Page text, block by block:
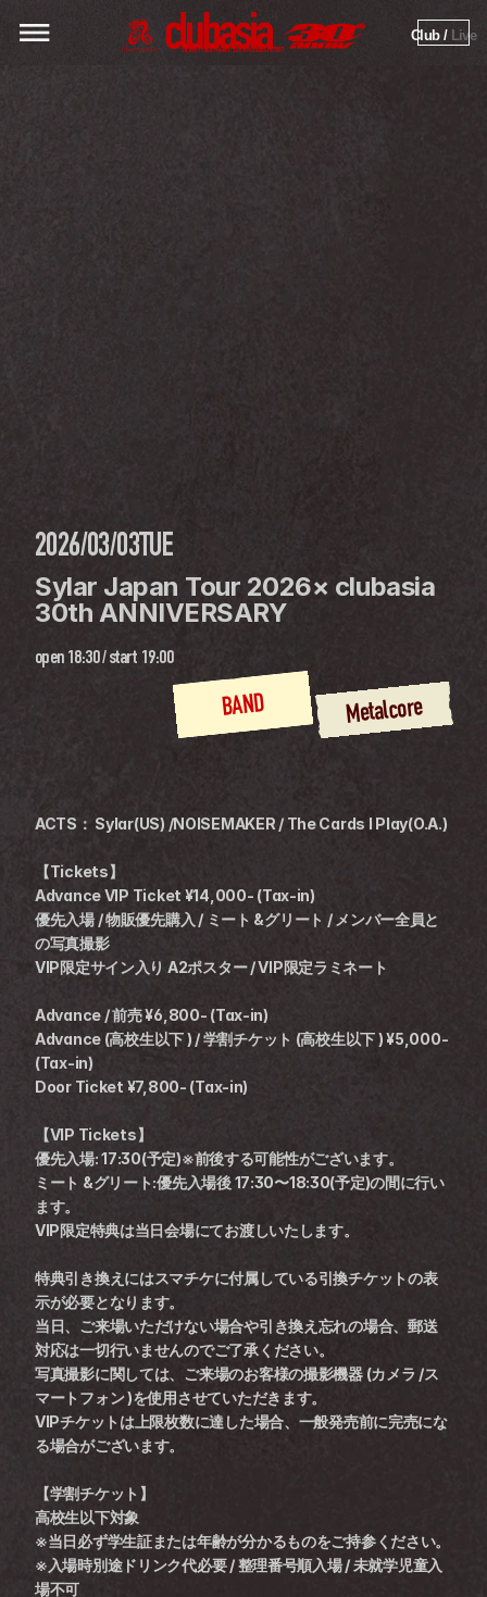
Club / Live
2026/03/03TUE
Sylar Japan Tour 2026× clubasia
30th ANNIVERSARY
open 18:30 / start 19:00
Metalcore
BAND
ACTS： Sylar(US) /NOISEMAKER / The Cards I Play(O.A.)
【Tickets】
Advance VIP Ticket ¥14,000- (Tax-in)
優先入場 / 物販優先購入 / ミート &グリート / メンバー全員と
の写真撮影
VIP限定サイン入り A2ポスター / VIP限定ラミネート
Advance / 前売 ¥6,800- (Tax-in)
Advance (高校生以下 ) / 学割チケット (高校生以下 ) ¥5,000-
(Tax-in)
Door Ticket ¥7,800- (Tax-in)
【VIP Tickets】
優先入場: 17:30(予定)※前後する可能性がございます。
ミート &グリート:優先入場後 17:30〜18:30(予定)の間に行い
ます。
VIP限定特典は当日会場にてお渡しいたします。
特典引き換えにはスマチケに付属している引換チケットの表
示が必要となります。
当日、ご来場いただけない場合や引き換え忘れの場合、郵送
対応は一切行いませんのでご了承ください。
写真撮影に関しては、ご来場のお客様の撮影機器 (カメラ /ス
マートフォン )を使用させていただきます。
VIPチケットは上限枚数に達した場合、一般発売前に完売にな
る場合がございます。
【学割チケット】
高校生以下対象
※当日必ず学生証または年齢が分かるものをご持参ください。
※入場時別途ドリンク代必要 / 整理番号順入場 / 未就学児童入
場不可